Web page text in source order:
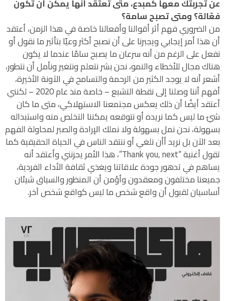
عن تجربتك معها كمبدع، متى تعتقد أنها يمكن أن تكون
فعّالة؟ ومتى تصبح سامة؟
من الضروري فهم أثر أقوالنا وأفعالنا خاصة في هذا الزمن، أعتقد
أن هذا أمر إيجابي ويجبرنا على أن نصبح أكثر وعيًا بتأثير ما نقول أو
نفعل على الرغم من أنه سرعان ما يصبح سامًا عندما لا يكون
هناك مجال للأخطاء والنمو، نحن بشر نتعلم ونتغير ونأمل أن نتطور،
أشعر أنه لا يوجد الكثير من الرحمة والتسامح في الآونة الأخيرة،
أفهم أننا وصلنا إلى نقطة التشبع – خاصة منذ عام 2020 – لكنني
أعتقد أيضًا أن ذلك يعكس مجتمعنا الاستهلاكي، متى ما كان
شيٌ ما ليس كما نريده أو نتوقعه يمكننا التخلص منه واستبداله
بسهولة، نحن نمل بسهولة ولا نملك الإرادة والصبر لمحاولة الفهم
بعد الآن بل نريد أأن نلغي أو ننتقد الناس في الحياة الحقيقية كما
تقول أغنية “Thank you, next”، هذا الأمر يحزنني وأعتقد أنه
يساهم في تدهور جودة علاقاتنا ويغذي ثقافة الأداء الفردية،
جميعنا مختلفون ومعقدون وأؤمن أن المنظور والسياق شيئان
أساسيان لقبول أن واقع شخص ما ليس كواقع شخص آخر.